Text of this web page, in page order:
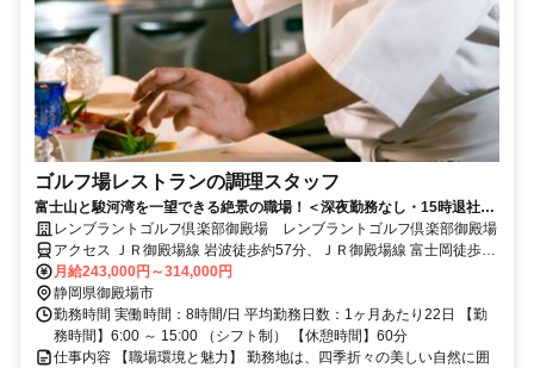
ゴルフ場レストランの調理スタッフ
富士山と駿河湾を一望できる絶景の職場！＜深夜勤務なし・15時退社目
安＞プライベートや家庭と両立しながら、あなたの調理経験を活かしま
せんか？
レンブラントゴルフ倶楽部御殿場 レンブラントゴルフ倶楽部御殿場
アクセス ＪＲ御殿場線 岩波徒歩約57分、ＪＲ御殿場線 富士岡徒歩約
78分、ＪＲ御殿場線 南御殿場徒歩約109分 ＜お車でお越しの場合＞
東名高速道路「裾野IC」より約10分／「御殿場IC」より約20分／駒
門スマートICより車で約10分 https://www.rembrandt-golf.jp/access/
月給243,000円～314,000円
静岡県御殿場市
勤務時間 実働時間：8時間/日 平均勤務日数：1ヶ月あたり22日 【勤
務時間】6:00 ～ 15:00 （シフト制） 【休憩時間】60分
仕事内容 【職場環境と魅力】 勤務地は、四季折々の美しい自然に囲